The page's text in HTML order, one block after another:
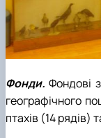
Фонди.Фондові
географічного
птахів (14 рядів)